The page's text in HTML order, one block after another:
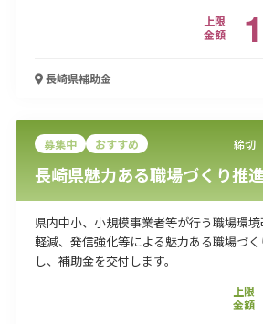
上限
金額
長崎県補助金
募集中 おすすめ 締切
長崎県魅力ある職場づくり推
県内中小、小規模事業者等が行う職場環
軽減、発信強化等による魅力ある職場づ
し、補助金を交付します。
上限
金額